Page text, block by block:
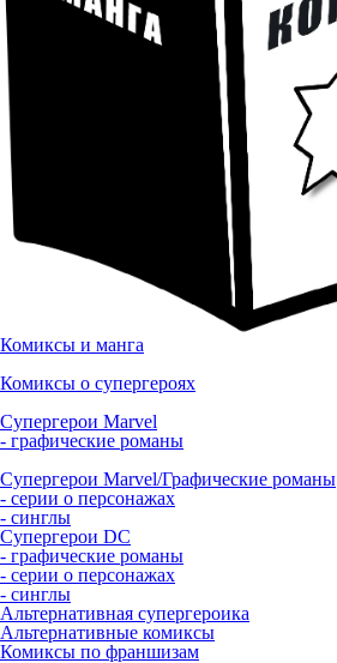
Комиксы и манга
Комиксы о супергероях
Супергерои Marvel
- графические романы
Супергерои Marvel/Графические романы
- серии о персонажах
- синглы
Супергерои DC
- графические романы
- серии о персонажах
- синглы
Альтернативная супергероика
Альтернативные комиксы
Комиксы по франшизам